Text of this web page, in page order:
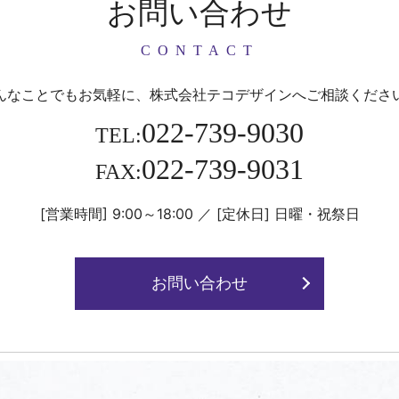
お問い合わせ
CONTACT
なことでもお気軽に、 株式会社テコデザインへご相談くださ
TEL:022-739-9030
FAX:022-739-9031
[営業時間] 9:00～18:00 ／ [定休日] 日曜・祝祭日
お問い合わせ